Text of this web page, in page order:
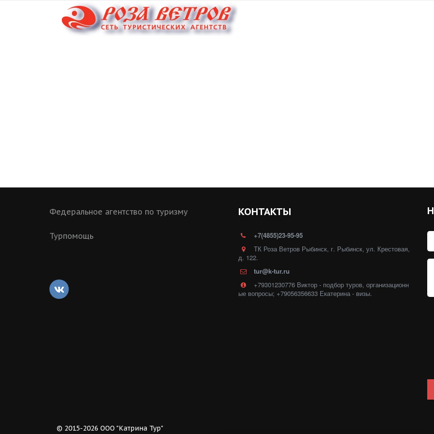
Федеральное агентство по туризму
Турпомощь
КОНТАКТЫ
+7(4855)23-95-95
ТК Роза Ветров Рыбинск, г. Рыбинск, ул. Крестовая,
д. 122.
tur@k-tur.ru
+79301230776 Виктор - подбор туров, организационн
ые вопросы; +79056356633 Екатерина - визы.
© 2015-2026 ООО "Катрина Тур"